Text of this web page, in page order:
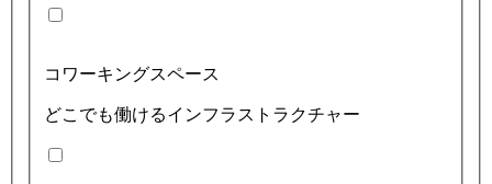
コワーキングスペース
どこでも働けるインフラストラクチャー